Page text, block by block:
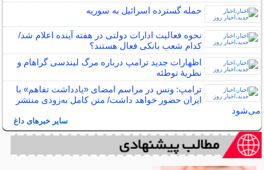
حمله گسترده اسرائیل به سوریه
نحوه فعالیت ادارات دولتی در هفته آینده اعلام شد/
کدام شعب بانکی فعال هستند؟
اظهارات جدید ترامپ درباره مرگ لیندسی گراهام و
نظریهٔ توطئه
ترامپ: ونس در مراسم امضای «یادداشت تفاهم» با
ایران حضور خواهد داشت/ متن کامل به‌زودی منتشر
می‌شود
سایر خبرهای داغ